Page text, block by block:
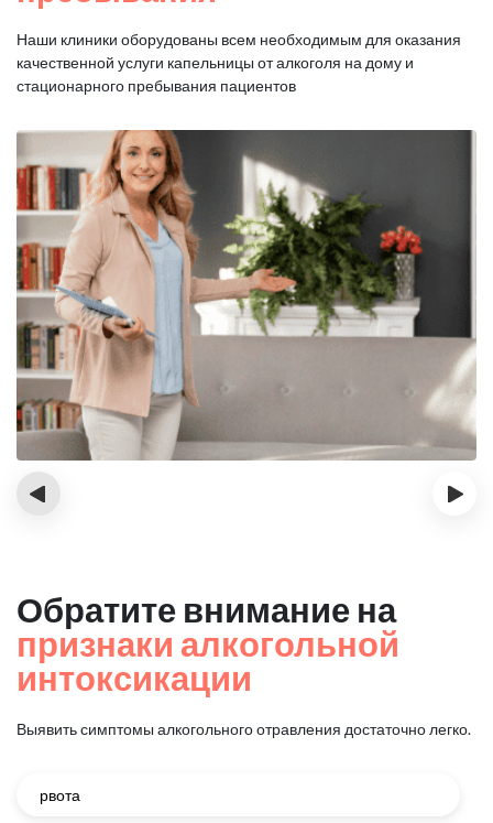
Наши клиники оборудованы всем необходимым для оказания
качественной услуги капельницы от алкоголя на дому и
стационарного пребывания пациентов
‹ ›
Обратите внимание на
признаки алкогольной
интоксикации
Выявить симптомы алкогольного отравления достаточно легко.
рвота